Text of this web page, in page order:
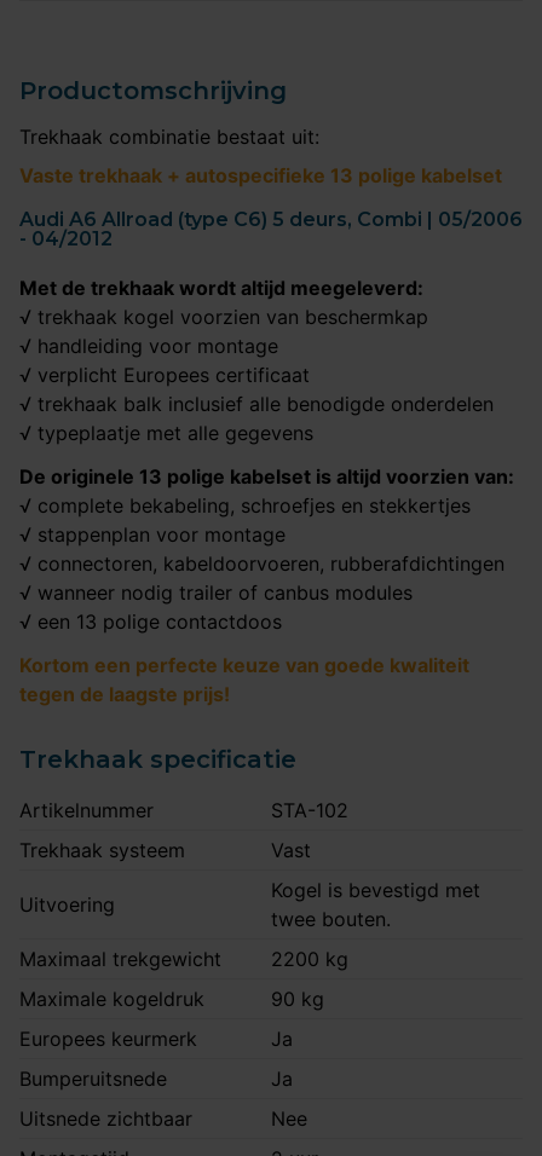
Productomschrijving
Trekhaak combinatie bestaat uit:
Vaste trekhaak + autospecifieke 13 polige kabelset
Audi A6 Allroad (type C6) 5 deurs, Combi | 05/2006
- 04/2012
Met de trekhaak wordt altijd meegeleverd:
√ trekhaak kogel voorzien van beschermkap
√ handleiding voor montage
√ verplicht Europees certificaat
√ trekhaak balk inclusief alle benodigde onderdelen
√ typeplaatje met alle gegevens
De originele 13 polige kabelset is altijd voorzien van:
√ complete bekabeling, schroefjes en stekkertjes
√ stappenplan voor montage
√ connectoren, kabeldoorvoeren, rubberafdichtingen
√ wanneer nodig trailer of canbus modules
√ een 13 polige contactdoos
Kortom een perfecte keuze van goede kwaliteit
tegen de laagste prijs!
Trekhaak specificatie
Artikelnummer
STA-102
Trekhaak systeem
Vast
Uitvoering
Kogel is bevestigd met
twee bouten.
Maximaal trekgewicht
2200 kg
Maximale kogeldruk
90 kg
Europees keurmerk
Ja
Bumperuitsnede
Ja
Uitsnede zichtbaar
Nee